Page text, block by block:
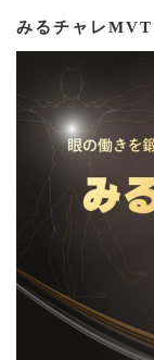
みるチャレMVT